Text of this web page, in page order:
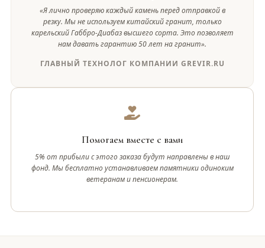
«Я лично проверяю каждый камень перед отправкой в
резку. Мы не используем китайский гранит, только
карельский Габбро-Диабаз высшего сорта. Это позволяет
нам давать гарантию 50 лет на гранит».
ГЛАВНЫЙ ТЕХНОЛОГ КОМПАНИИ GREVIR.RU
Помогаем вместе с вами
5% от прибыли с этого заказа будут направлены в наш
фонд. Мы бесплатно устанавливаем памятники одиноким
ветеранам и пенсионерам.